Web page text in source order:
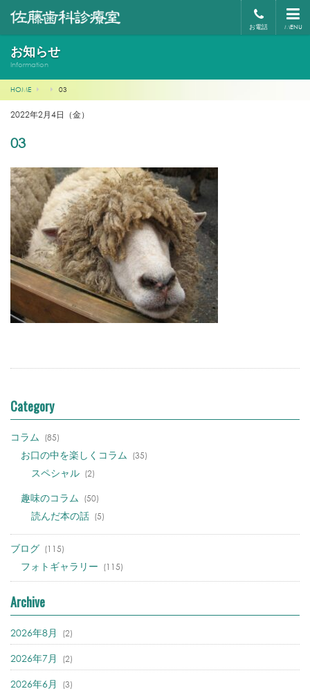
MENU
お電話
お知らせ
Information
HOME 03
2022年2月4日（金）
03
Category
コラム (85)
お口の中を楽しくコラム (35)
スペシャル (2)
趣味のコラム (50)
読んだ本の話 (5)
ブログ (115)
フォトギャラリー (115)
Archive
2026年8月 (2)
2026年7月 (2)
2026年6月 (3)